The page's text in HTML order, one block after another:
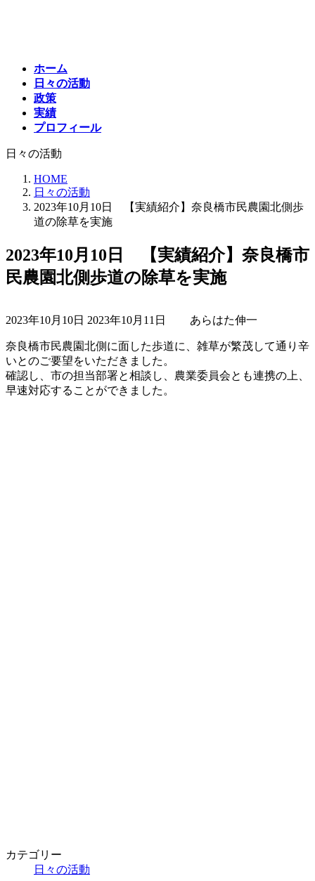
ホーム
日々の活動
政策
実績
プロフィール
日々の活動
HOME
日々の活動
2023年10月10日 【実績紹介】奈良橋市民農園北側歩
道の除草を実施
2023年10月10日 【実績紹介】奈良橋市
民農園北側歩道の除草を実施
2023年10月10日 終
更
新
日
時
:
2023年10月11日 あらはた伸一
奈良橋市民農園北側に面した歩道に、雑草が繁茂して通り辛
いとのご要望をいただきました。
確認し、市の担当部署と相談し、農業委員会とも連携の上、
早速対応することができました。
カテゴリー
日々の活動